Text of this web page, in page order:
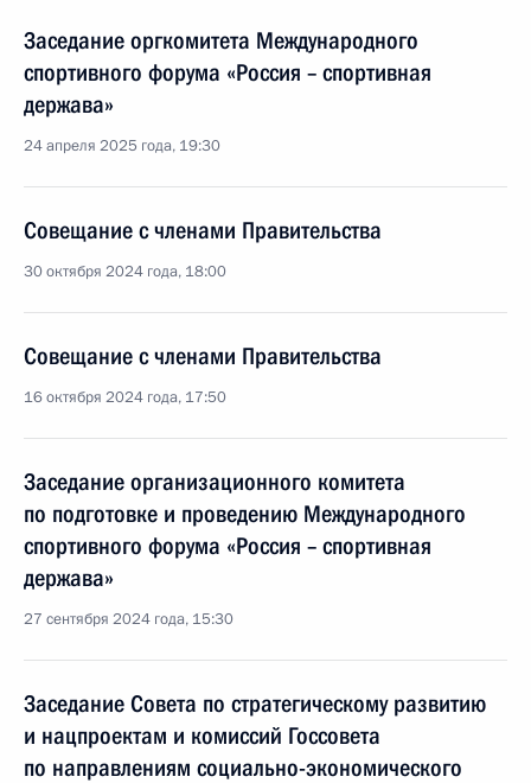
Заседание оргкомитета Международного
спортивного форума «Россия – спортивная
держава»
24 апреля 2025 года, 19:30
Совещание с членами Правительства
30 октября 2024 года, 18:00
Совещание с членами Правительства
16 октября 2024 года, 17:50
Заседание организационного комитета
по подготовке и проведению Международного
спортивного форума «Россия – спортивная
держава»
27 сентября 2024 года, 15:30
Заседание Совета по стратегическому развитию
и нацпроектам и комиссий Госсовета
по направлениям социально-экономического